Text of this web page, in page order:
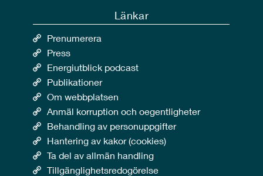
Länkar
Prenumerera
Press
Energiutblick podcast
Publikationer
Om webbplatsen
Anmäl korruption och oegentligheter
Behandling av personuppgifter
Hantering av kakor (cookies)
Ta del av allmän handling
Tillgänglighetsredogörelse